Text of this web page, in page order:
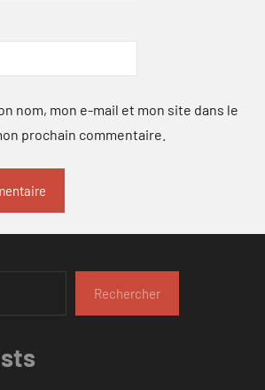
nom, mon e-mail et mon site dans le
prochain commentaire.
Rechercher